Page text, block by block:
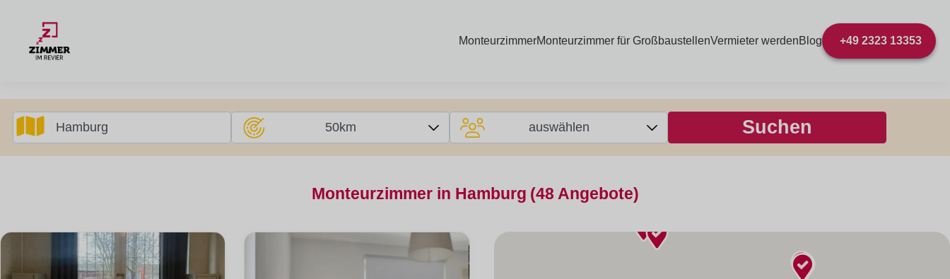
MonteurzimmerMonteurzimmer für GroßbaustellenVermieter werdenBlog +49 2323 13353
50km auswählen
Monteurzimmer in Hamburg (48 Angebote)